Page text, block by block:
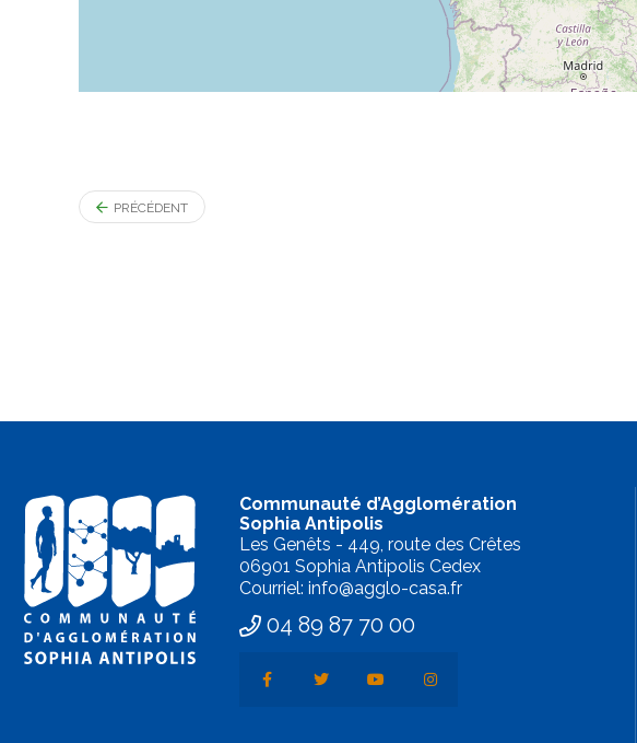
PRÉCÉDENT
Communauté d’Agglomération
Sophia Antipolis
Les Genêts - 449, route des Crêtes
06901 Sophia Antipolis Cedex
Courriel: info@agglo-casa.fr
04 89 87 70 00